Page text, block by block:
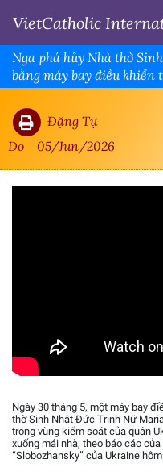
VietCatholic
Nga phá hủy Nhà thờ
bằng máy bay điều khiển
tích được bảo vệ theo
Đặng Tự
Do
05/Jun/2026
Ngày 30 tháng 5, một máy bay
thờ Sinh Nhật Đức Trinh Nữ
trong vùng kiểm soát của quân
xuống mái nhà, theo báo cáo
“Slobozhansky” của Ukraine